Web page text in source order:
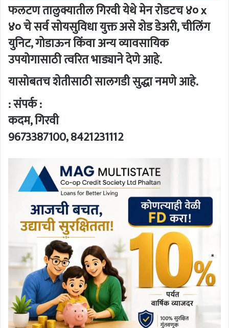
फलटण तालुक्यातील गिरवी येथे मेन रोडटच ४० x
४० चे सर्व सोयसुविधा युक्त असे शेड डेअरी, चीलिंग
युनिट, गोडाऊन किंवा अन्य व्यावसायिक
उपयोगासाठी त्वरित भाड्याने देणे आहे.
यासोबतच शेतीसाठी सालगडी सुद्धा नमणे आहे.
: संपर्क :
कदम, गिरवी
9673387100, 8421231112